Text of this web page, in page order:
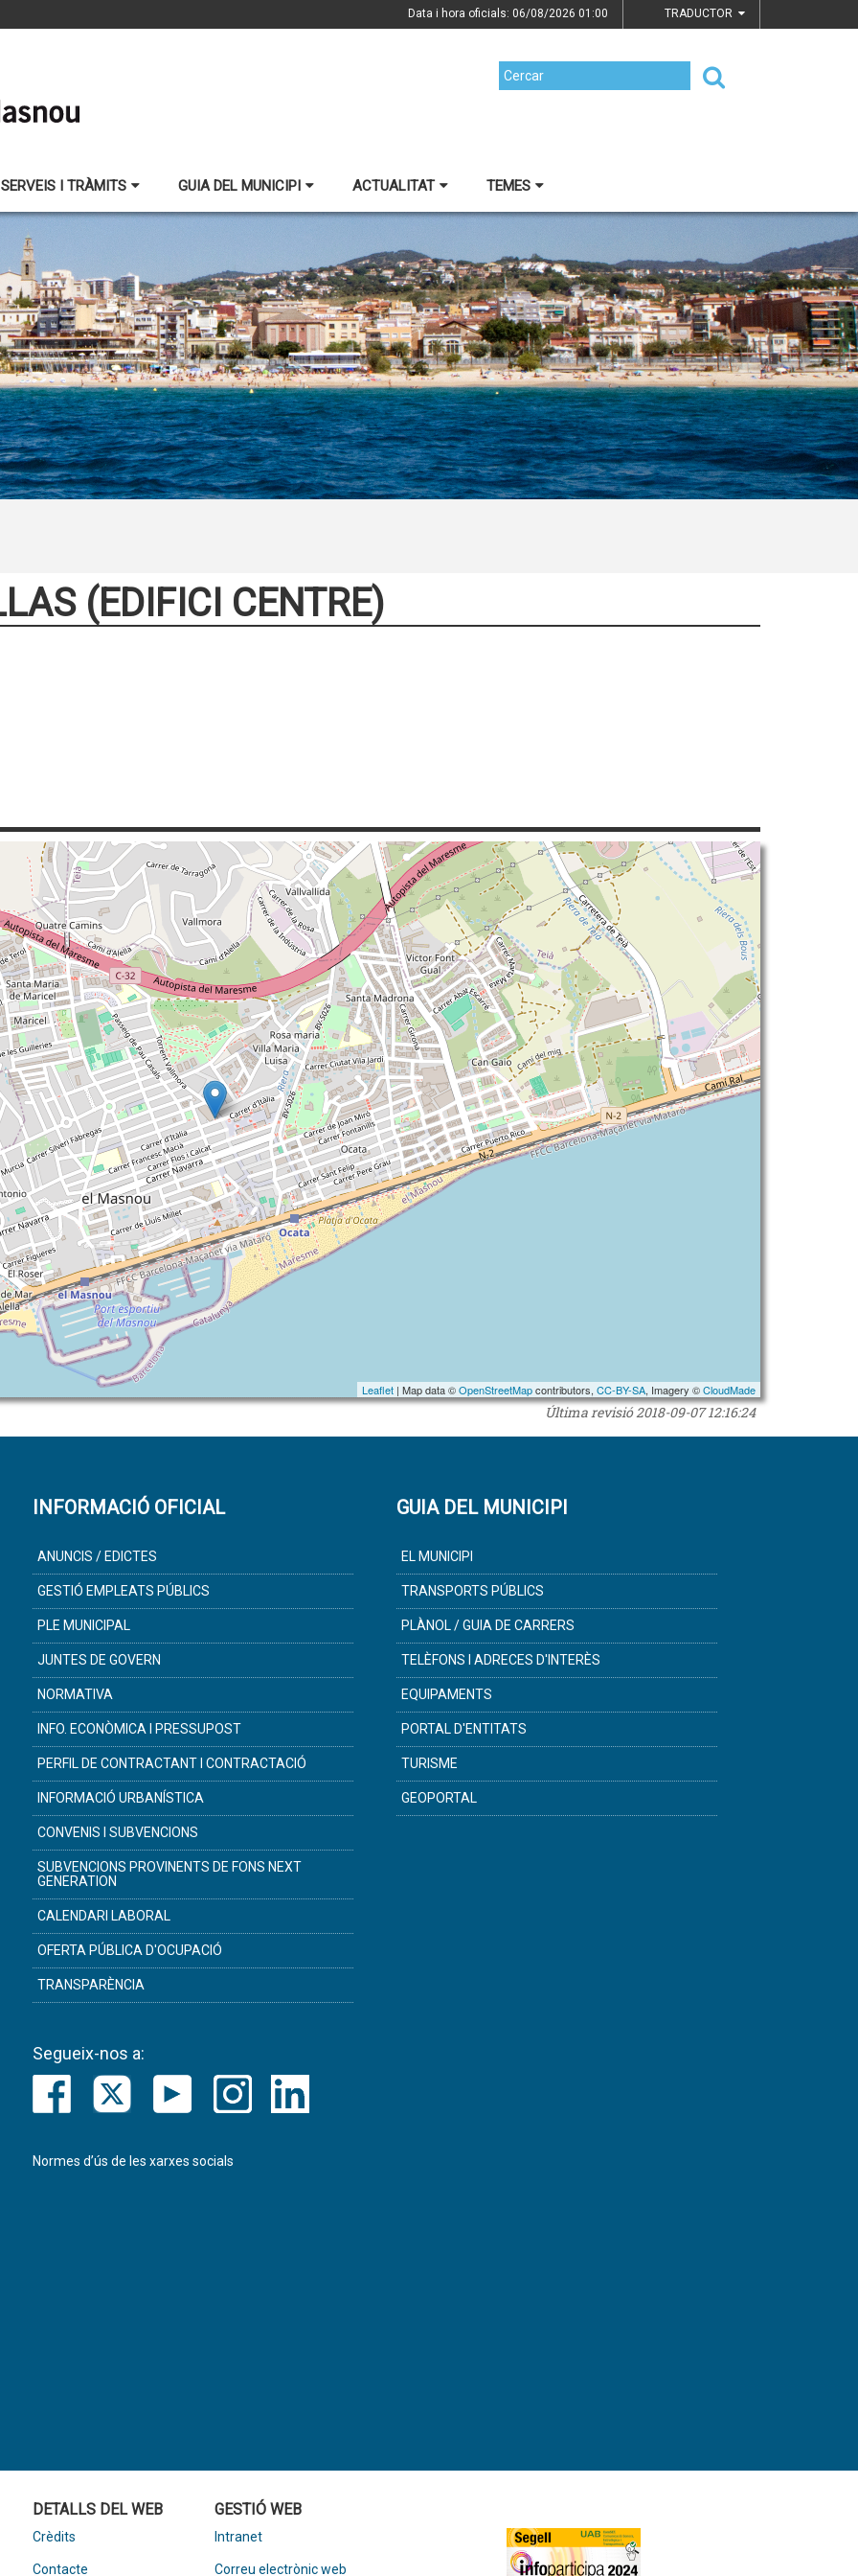
Data i hora oficials: 06/08/2026 01:00 TRADUCTOR
SERVEIS I TRÀMITS GUIA DEL MUNICIPI ACTUALITAT TEMES
(EDIFICI CENTRE)
Leaflet | Map data ©OpenStreetMapcontributors, CC-BY-SA, Imagery ©CloudMade
Última revisió2018-09-07 12:16:24
INFORMACIÓ OFICIAL
ANUNCIS / EDICTES
GESTIÓ EMPLEATS PÚBLICS
PLE MUNICIPAL
JUNTES DE GOVERN
NORMATIVA
INFO. ECONÒMICA I PRESSUPOST
PERFIL DE CONTRACTANT I CONTRACTACIÓ
INFORMACIÓ URBANÍSTICA
CONVENIS I SUBVENCIONS
SUBVENCIONS PROVINENTS DE FONS NEXT
GENERATION
CALENDARI LABORAL
OFERTA PÚBLICA D'OCUPACIÓ
TRANSPARÈNCIA
GUIA DEL MUNICIPI
EL MUNICIPI
TRANSPORTS PÚBLICS
PLÀNOL / GUIA DE CARRERS
TELÈFONS I ADRECES D'INTERÈS
EQUIPAMENTS
PORTAL D'ENTITATS
TURISME
GEOPORTAL
Segueix-nos a:
Normes d’ús de les xarxes socials
DETALLS DEL WEB
Crèdits
Contacte
GESTIÓ WEB
Intranet
Correu electrònic web